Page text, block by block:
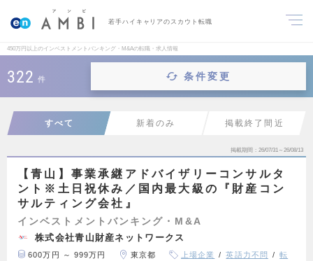
若手ハイキャリアのスカウト転職
450万円以上のインベストメントバンキング・M&Aの転職・求人情報
322 件 条件変更
すべて 新着のみ 掲載終了間近
掲載期間 26/07/31～26/08/13
【青山】事業承継アドバイザリーコンサルタ
ント※土日祝休み／国内最大級の『財産コン
サルティング会社』
インベストメントバンキング・M&A
株式会社青山財産ネットワークス
600万円 ～ 999万円 東京都 上場企業 英語力不問
転